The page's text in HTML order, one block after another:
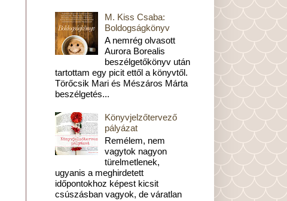
M. Kiss Csaba:
Boldogságkönyv
A nemrég olvasott
Aurora Borealis
beszélgetőkönyv után
tartottam egy picit ettől a könyvtől.
Törőcsik Mari és Mészáros Márta
beszélgetés...
Könyvjelzőtervező
pályázat
Remélem, nem
vagytok nagyon
türelmetlenek,
ugyanis a meghirdetett
időpontokhoz képest kicsit
csúszásban vagyok, de váratlan